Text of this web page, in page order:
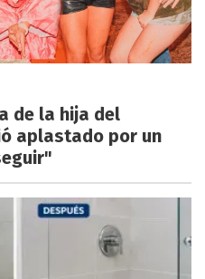
de la hija del
aplastado por un